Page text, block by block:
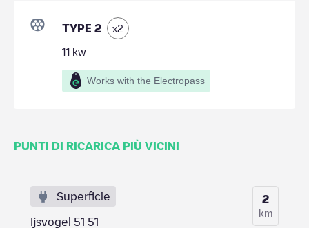
TYPE 2 x2
11 kw
Works with the Electropass
PUNTI DI RICARICA PIÙ VICINI
Superficie
Ijsvogel 51 51
2
km